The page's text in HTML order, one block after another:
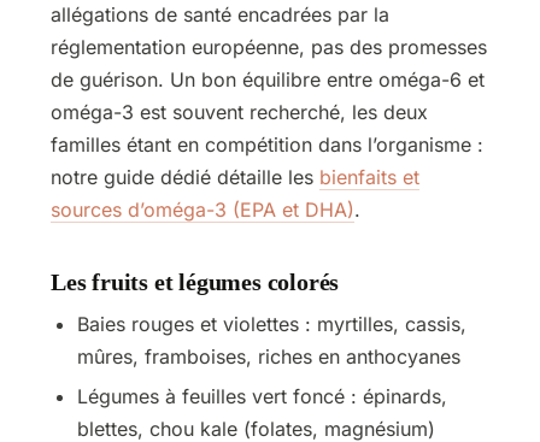
allégations de santé encadrées par la
réglementation européenne, pas des promesses
de guérison. Un bon équilibre entre oméga-6 et
oméga-3 est souvent recherché, les deux
familles étant en compétition dans l’organisme :
notre guide dédié détaille les bienfaits et
sources d’oméga-3 (EPA et DHA).
Les fruits et légumes colorés
Baies rouges et violettes : myrtilles, cassis,
mûres, framboises, riches en anthocyanes
Légumes à feuilles vert foncé : épinards,
blettes, chou kale (folates, magnésium)